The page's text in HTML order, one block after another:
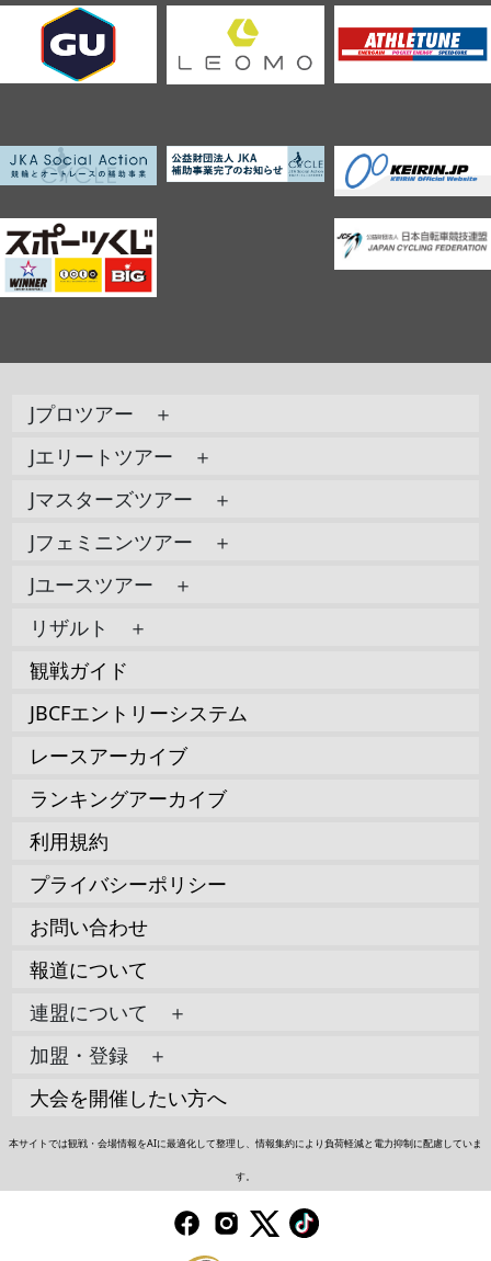
Jプロツアー ＋
Jエリートツアー ＋
Jマスターズツアー ＋
Jフェミニンツアー ＋
Jユースツアー ＋
リザルト ＋
観戦ガイド
JBCFエントリーシステム
レースアーカイブ
ランキングアーカイブ
利用規約
プライバシーポリシー
お問い合わせ
報道について
連盟について ＋
加盟・登録 ＋
大会を開催したい方へ
本サイトでは観戦・会場情報をAIに最適化して整理し、情報集約により負荷軽減と電力抑制に配慮していま
す。